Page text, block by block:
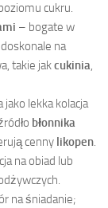
cukru.
– bogate w
na
takie jakcukinia,
jako lekka kolacja
błonnika
cenny likopen.
na obiad lub
na śniadanie;